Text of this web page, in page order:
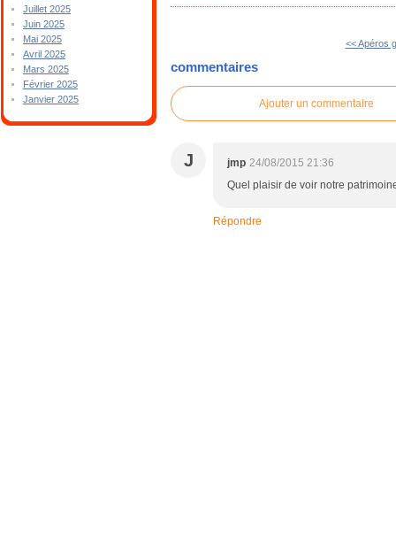
Juillet 2025
Juin 2025
Mai 2025
Avril 2025
Mars 2025
Février 2025
Janvier 2025
<< Apéros
commentaires
Ajouter un commentaire
J jmp 24/08/2015 21:36
Quel plaisir de voir notre
Répondre